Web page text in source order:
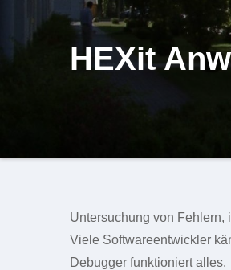
HEXit
Untersuchung von Fehlern,
Viele Softwareentwickler
Debugger funktioniert alles.